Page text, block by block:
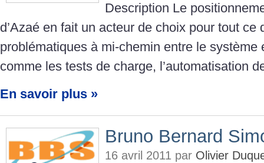
Description Le
d’Azaé en fait un acteur de choix pour tout ce
problématiques à mi-chemin entre le système
comme les tests de charge, l’automatisation
En savoir plus »
Bruno Bernard
16 avril 2011 par Olivier